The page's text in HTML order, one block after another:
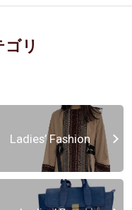
リ
Ladies’ Fashion